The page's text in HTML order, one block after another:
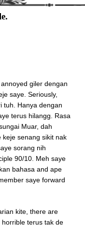
giler dengan
saye. Seriously,
tuh. Hanya dengan
terus hilangg. Rasa
Muar, dah
senang sikit nak
sorang nih
90/10. Meh saye
bahasa and ape
saye forward
kite, there are
terus tak de